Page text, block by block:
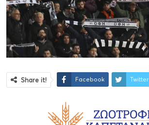
Share it! Facebook Twitter